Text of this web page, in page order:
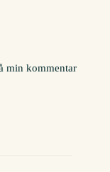
min kommentar